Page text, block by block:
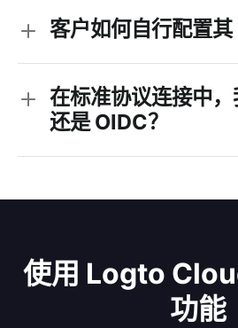
客户如何自行配置其
在标准协议连接中
还是 OIDC？
使用 Logto
功能